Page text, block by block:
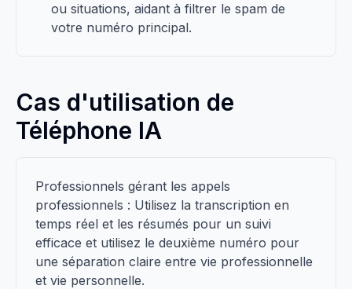
ou situations, aidant à filtrer le spam de
votre numéro principal.
Cas d'utilisation de
Téléphone IA
Professionnels gérant les appels
professionnels : Utilisez la transcription en
temps réel et les résumés pour un suivi
efficace et utilisez le deuxième numéro pour
une séparation claire entre vie professionnelle
et vie personnelle.